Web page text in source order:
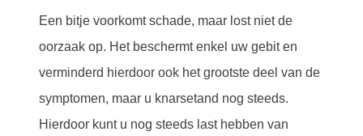
Een bitje voorkomt schade, maar lost niet de
oorzaak op. Het beschermt enkel uw gebit en
verminderd hierdoor ook het grootste deel van de
symptomen, maar u knarsetand nog steeds.
Hierdoor kunt u nog steeds last hebben van